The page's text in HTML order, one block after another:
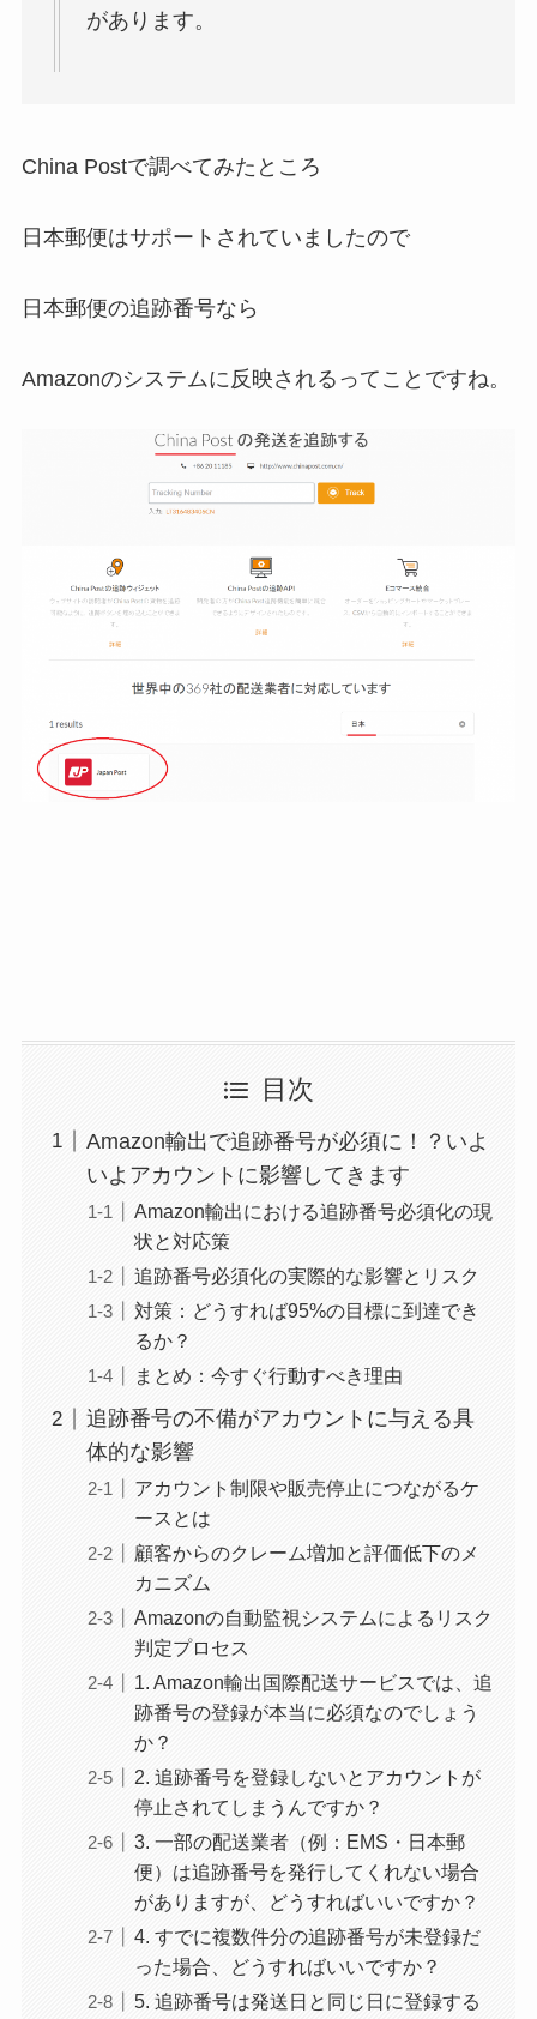
があります。
China Postで調べてみたところ
日本郵便はサポートされていましたので
日本郵便の追跡番号なら
Amazonのシステムに反映されるってことですね。
目次
Amazon輸出で追跡番号が必須に！？いよ
いよアカウントに影響してきます
Amazon輸出における追跡番号必須化の現
状と対応策
追跡番号必須化の実際的な影響とリスク
対策：どうすれば95%の目標に到達でき
るか？
まとめ：今すぐ行動すべき理由
追跡番号の不備がアカウントに与える具
体的な影響
アカウント制限や販売停止につながるケ
ースとは
顧客からのクレーム増加と評価低下のメ
カニズム
Amazonの自動監視システムによるリスク
判定プロセス
1. Amazon輸出国際配送サービスでは、追
跡番号の登録が本当に必須なのでしょう
か？
2. 追跡番号を登録しないとアカウントが
停止されてしまうんですか？
3. 一部の配送業者（例：EMS・日本郵
便）は追跡番号を発行してくれない場合
がありますが、どうすればいいですか？
4. すでに複数件分の追跡番号が未登録だ
った場合、どうすればいいですか？
5. 追跡番号は発送日と同じ日に登録する